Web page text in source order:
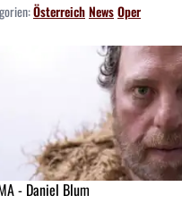
ÖsterreichNewsOper
- Daniel Blum